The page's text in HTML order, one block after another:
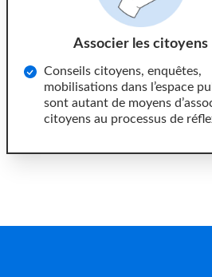
Associer les citoyens
Conseils citoyens, enquêtes,
mobilisations dans l’espace
sont autant de moyens
citoyens au processus de